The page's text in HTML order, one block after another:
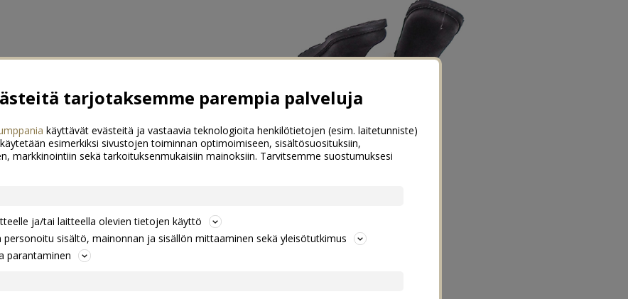
tarjotaksemme parempia palveluja
käyttävät evästeitä ja vastaavia teknologioita henkilötietojen (esim. laitetunniste)
esimerkiksi sivustojen toiminnan optimoimiseen, sisältösuosituksiin,
markkinointiin sekä tarkoituksenmukaisiin mainoksiin. Tarvitsemme suostumuksesi
ja/tai laitteella olevien tietojen käyttö
sisältö, mainonnan ja sisällön mittaaminen sekä yleisötutkimus
parantaminen